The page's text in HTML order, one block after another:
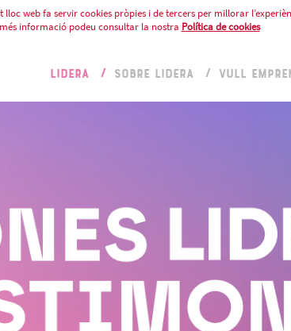
lloc web fa servir cookies pròpies i de tercers per millorar
informació podeu consultar la nostra Política de cookies
LIDERA SOBRE LIDERA VULL